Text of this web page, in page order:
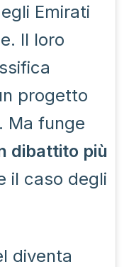
Emirati
Il loro
progetto
Ma funge
dibattito più
il caso degli
diventa